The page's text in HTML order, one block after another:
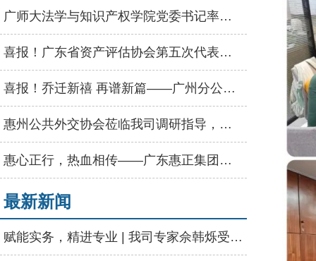
广师大法学与知识产权学院党委书记率队莅临我司交流，共商人才输送合作
喜报！广东省资产评估协会第五次代表大会顺利召开，广东惠正评估咨询集团荣获双项荣誉
喜报！乔迁新禧 再谱新篇——广州分公司盛大乔迁
惠州公共外交协会莅临我司调研指导，强调发挥专业优势赋能高质量发展
惠心正行，热血相传——广东惠正集团无偿献血公益活动圆满举行
最新新闻
赋能实务，精进专业 | 我司专家佘韩烁受邀为河源市资产评估协会授课